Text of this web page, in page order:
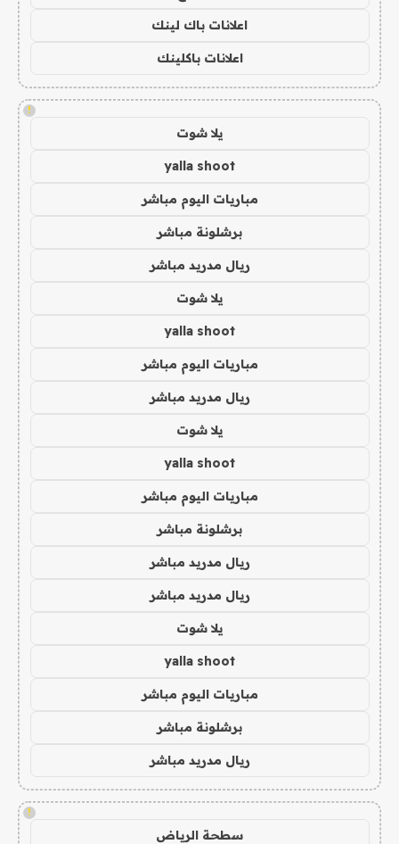
اعلانات باك لينك
اعلانات باكلينك
!
يلا شوت
yalla shoot
مباريات اليوم مباشر
برشلونة مباشر
ريال مدريد مباشر
يلا شوت
yalla shoot
مباريات اليوم مباشر
ريال مدريد مباشر
يلا شوت
yalla shoot
مباريات اليوم مباشر
برشلونة مباشر
ريال مدريد مباشر
ريال مدريد مباشر
يلا شوت
yalla shoot
مباريات اليوم مباشر
برشلونة مباشر
ريال مدريد مباشر
!
سطحة الرياض